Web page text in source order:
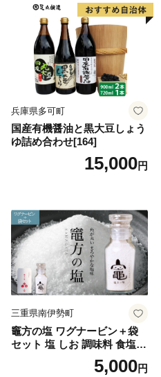
兵庫県多可町
国産有機醤油と黒大豆しょう
ゆ詰め合わせ[164]
15,000円
三重県南伊勢町
竈方の塩 ワグナービン＋袋
セット 塩 しお 調味料 食塩
天然 ミネラル 調味料 ソルト
salt 料理 味付 おにぎり 三重
5,000円